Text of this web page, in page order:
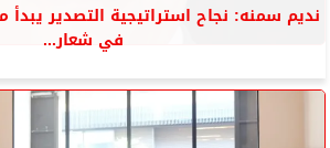
نديم سمنه: نجاح استراتيجية التصدير يبدأ
في شعار...